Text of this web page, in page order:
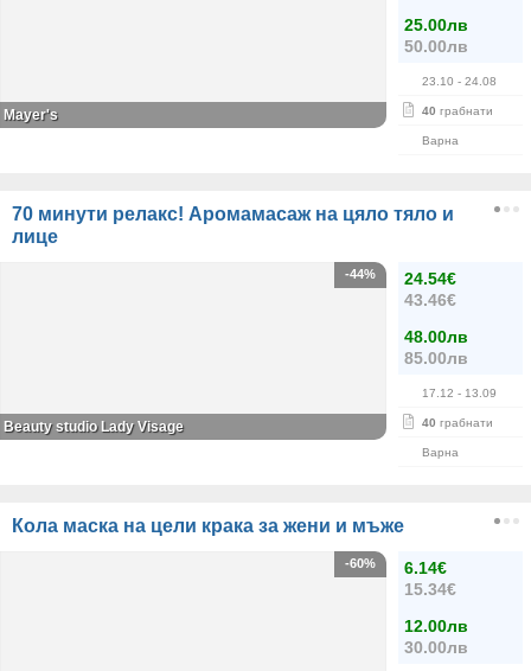
25.00лв
50.00лв
23.10 - 24.08
40 грабнати
Варна
Mayer's
70 минути релакс! Аромамасаж на цяло тяло и
лице
24.54€
43.46€
48.00лв
85.00лв
17.12 - 13.09
40 грабнати
Варна
-44%
Beauty studio Lady Visage
Кола маска на цели крака за жени и мъже
6.14€
15.34€
12.00лв
30.00лв
-60%